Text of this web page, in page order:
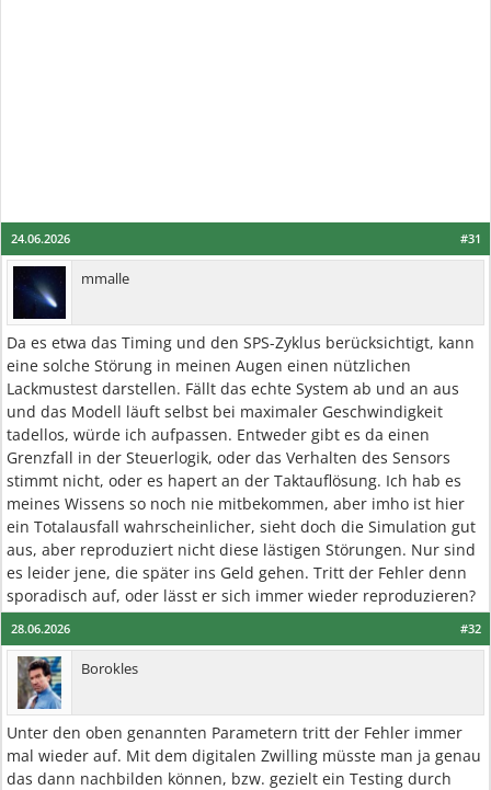
#31
24.06.2026
mmalle
Da es etwa das Timing und den SPS-Zyklus berücksichtigt, kann
eine solche Störung in meinen Augen einen nützlichen
Lackmustest darstellen. Fällt das echte System ab und an aus
und das Modell läuft selbst bei maximaler Geschwindigkeit
tadellos, würde ich aufpassen. Entweder gibt es da einen
Grenzfall in der Steuerlogik, oder das Verhalten des Sensors
stimmt nicht, oder es hapert an der Taktauflösung. Ich hab es
meines Wissens so noch nie mitbekommen, aber imho ist hier
ein Totalausfall wahrscheinlicher, sieht doch die Simulation gut
aus, aber reproduziert nicht diese lästigen Störungen. Nur sind
es leider jene, die später ins Geld gehen. Tritt der Fehler denn
sporadisch auf, oder lässt er sich immer wieder reproduzieren?
#32
28.06.2026
Borokles
Unter den oben genannten Parametern tritt der Fehler immer
mal wieder auf. Mit dem digitalen Zwilling müsste man ja genau
das dann nachbilden können, bzw. gezielt ein Testing durch